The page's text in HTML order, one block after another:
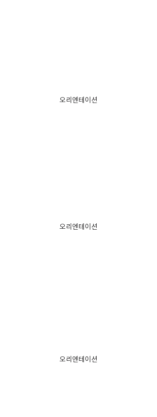
오리엔테이션
오리엔테이션
오리엔테이션